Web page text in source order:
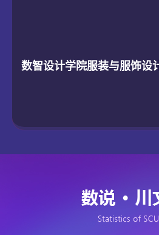
数智设计学院服装与服饰设